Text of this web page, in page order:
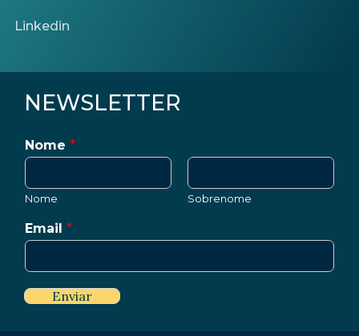
Linkedin
NEWSLETTER
Nome *
Nome Sobrenome
Email *
Enviar